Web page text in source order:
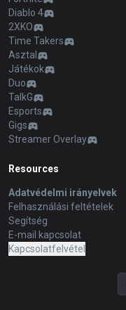
Diablo 4
2XKO
Time Takers
Asztal
Játékok
Duo
TalkG
Esports
Gigs
Streamer Overlay
Resources
Adatvédelmi irányelvek
Felhasználási feltételek
Segítség
E-mail kapcsolat
Kapcsolatfelvétel